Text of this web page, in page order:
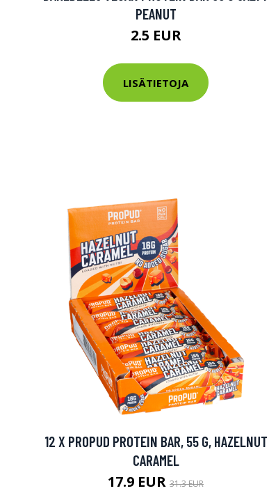
PEANUT
2.5 EUR
LISÄTIETOJA
12 X PROPUD PROTEIN BAR, 55 G, HAZELNUT
CARAMEL
17.9 EUR 31.3 EUR